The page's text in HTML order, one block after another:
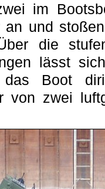
im
an und
die
lässt
Boot
von zwei